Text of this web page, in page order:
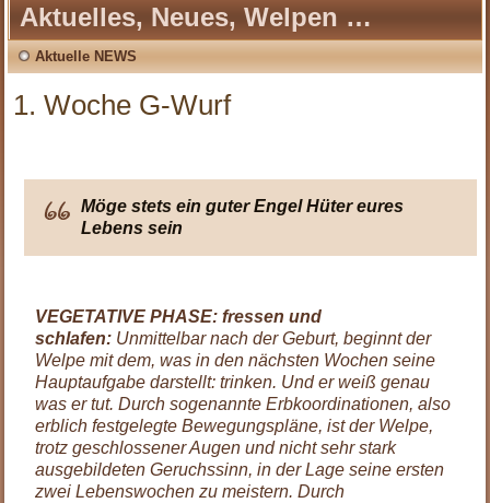
Aktuelles, Neues, Welpen …
Aktuelle NEWS
1. Woche G-Wurf
Möge stets ein guter Engel Hüter eures
Lebens sein
VEGETATIVE PHASE: fressen und
schlafen: Unmittelbar nach der Geburt, beginnt der
Welpe mit dem, was in den nächsten Wochen seine
Hauptaufgabe darstellt: trinken. Und er weiß genau
was er tut. Durch sogenannte Erbkoordinationen, also
erblich festgelegte Bewegungspläne, ist der Welpe,
trotz geschlossener Augen und nicht sehr stark
ausgebildeten Geruchssinn, in der Lage seine ersten
zwei Lebenswochen zu meistern. Durch